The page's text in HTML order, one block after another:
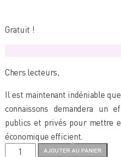
Gratuit !
Chers lecteurs,
Il est maintenant indéniable
connaissons demandera un
publics et privés pour mettre
économique efficient.
quantité
AJOUTER AU PANIER